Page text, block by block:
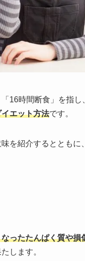
16時間断食」を指し
エット方法です。
を紹介するととも
ったたんぱく質や
します。